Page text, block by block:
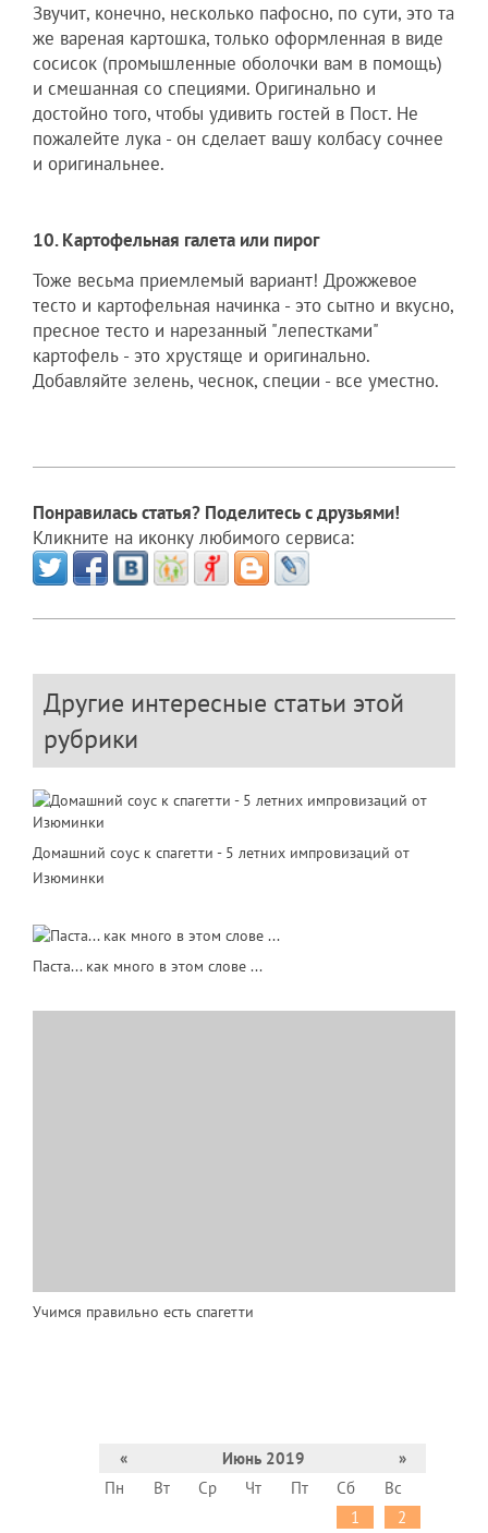
Звучит, конечно, несколько пафосно, по сути, это та
же вареная картошка, только оформленная в виде
сосисок (промышленные оболочки вам в помощь)
и смешанная со специями. Оригинально и
достойно того, чтобы удивить гостей в Пост. Не
пожалейте лука - он сделает вашу колбасу сочнее
и оригинальнее.
10. Картофельная галета или пирог
Тоже весьма приемлемый вариант! Дрожжевое
тесто и картофельная начинка - это сытно и вкусно,
пресное тесто и нарезанный "лепестками"
картофель - это хрустяще и оригинально.
Добавляйте зелень, чеснок, специи - все уместно.
Понравилась статья? Поделитесь с друзьями!
Кликните на иконку любимого сервиса:
Другие интересные статьи этой
рубрики
Домашний соус к спагетти - 5 летних импровизаций от
Изюминки
Паста... как много в этом слове ...
Учимся правильно есть спагетти
« Июнь 2019
»
Пн
Вт Ср Чт Пт Сб
Вс
1
2